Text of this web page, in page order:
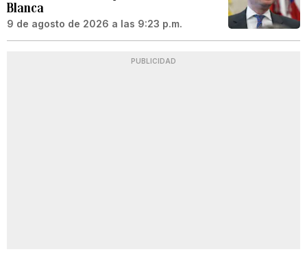
Blanca
9 de agosto de 2026 a las 9:23 p.m.
PUBLICIDAD